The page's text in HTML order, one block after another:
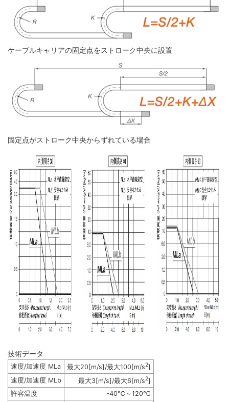
ケーブルキャリアの固定点をストローク中央に設置
固定点がストローク中央からずれている場合
技術データ
速度/加速度 MLa 最大20[m/s]/最大100[m/s2]
速度/加速度 MLb
最大3[m/s]/最大6[m/s2]
許容温度
-40℃～120℃